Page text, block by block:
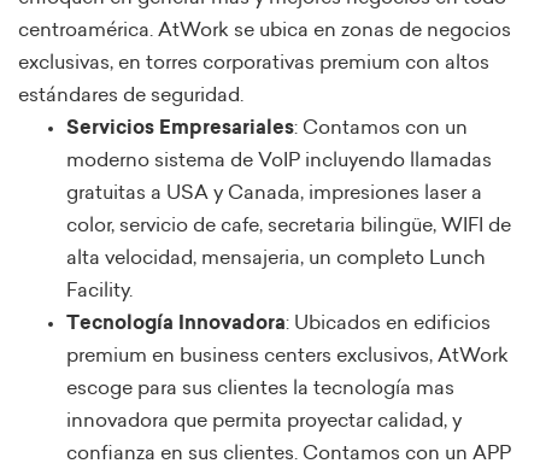
centroamérica. AtWork se ubica en zonas de negocios
exclusivas, en torres corporativas premium con altos
estándares de seguridad.
Servicios Empresariales: Contamos con un
moderno sistema de VoIP incluyendo llamadas
gratuitas a USA y Canada, impresiones laser a
color, servicio de cafe, secretaria bilingüe, WIFI de
alta velocidad, mensajeria, un completo Lunch
Facility.
Tecnología Innovadora: Ubicados en edificios
premium en business centers exclusivos, AtWork
escoge para sus clientes la tecnología mas
innovadora que permita proyectar calidad, y
confianza en sus clientes. Contamos con un APP